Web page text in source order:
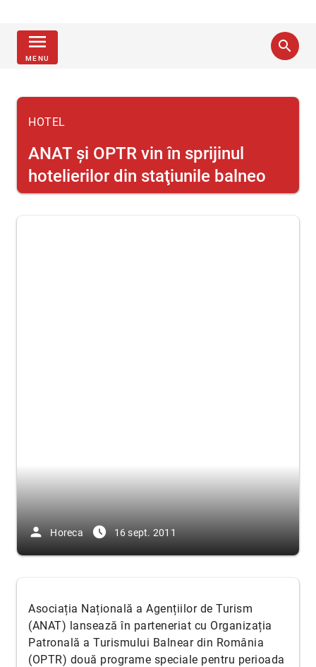
menu
MENU
search
HOTEL
ANAT şi OPTR vin în sprijinul
hotelierilor din staţiunile balneo
person Horeca access_time_filled 16 sept. 2011
Asociația Națională a Agențiilor de Turism
(ANAT) lansează în parteneriat cu Organizația
Patronală a Turismului Balnear din România
(OPTR) două programe speciale pentru perioada